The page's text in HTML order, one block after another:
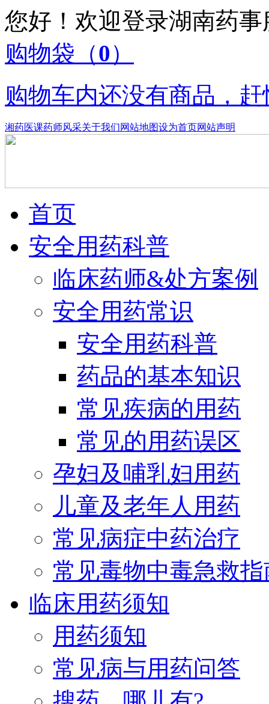
您好！欢迎登录湖南药
购物袋 （0）
购物车内还没有商品，
湘药医课药师风采关于我们网站地图设为首页网站声明
首页
安全用药科普
临床药师&处方案例
安全用药常识
安全用药科普
药品的基本知识
常见疾病的用药
常见的用药误区
孕妇及哺乳妇用药
儿童及老年人用药
常见病症中药治疗
常见毒物中毒急救指
临床用药须知
用药须知
常见病与用药问答